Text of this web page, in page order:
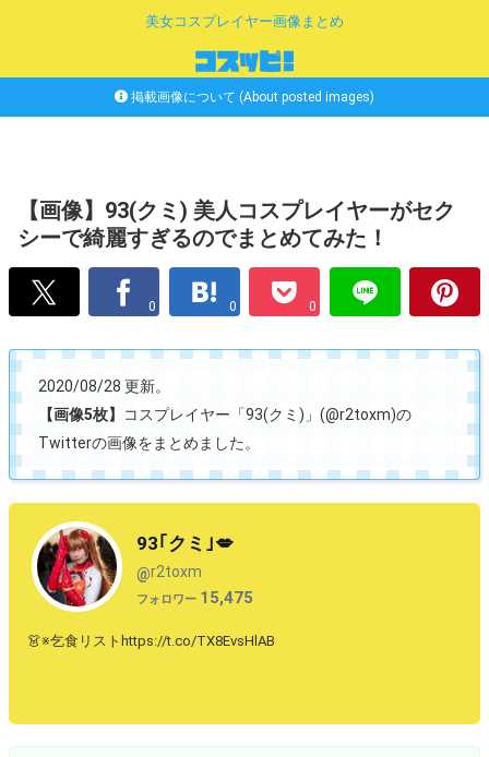
美女コスプレイヤー画像まとめ
掲載画像について (About posted images)
【画像】93(クミ) 美人コスプレイヤーがセク
シーで綺麗すぎるのでまとめてみた！
0 0 0
2020/08/28 更新。
【画像5枚】
コスプレイヤー「93(クミ)」(@r2toxm)の
Twitterの画像をまとめました。
93｢クミ｣💋
@r2toxm
フォロワー 15,475
👗※乞食リストhttps://t.co/TX8EvsHlAB